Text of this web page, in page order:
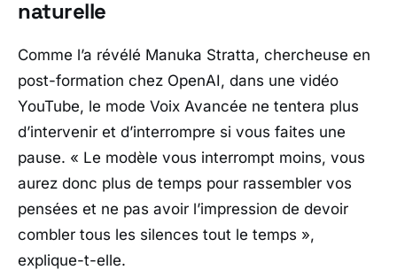
naturelle
Comme l’a révélé Manuka Stratta, chercheuse en
post-formation chez OpenAI, dans une vidéo
YouTube, le mode Voix Avancée ne tentera plus
d’intervenir et d’interrompre si vous faites une
pause. « Le modèle vous interrompt moins, vous
aurez donc plus de temps pour rassembler vos
pensées et ne pas avoir l’impression de devoir
combler tous les silences tout le temps »,
explique-t-elle.